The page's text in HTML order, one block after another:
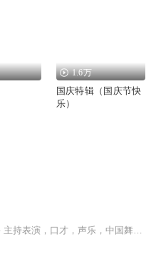
1.6万
国庆特辑（国庆节快
乐）